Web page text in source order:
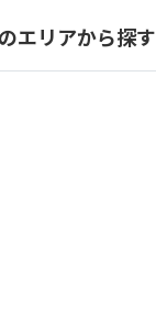
エリアから探す